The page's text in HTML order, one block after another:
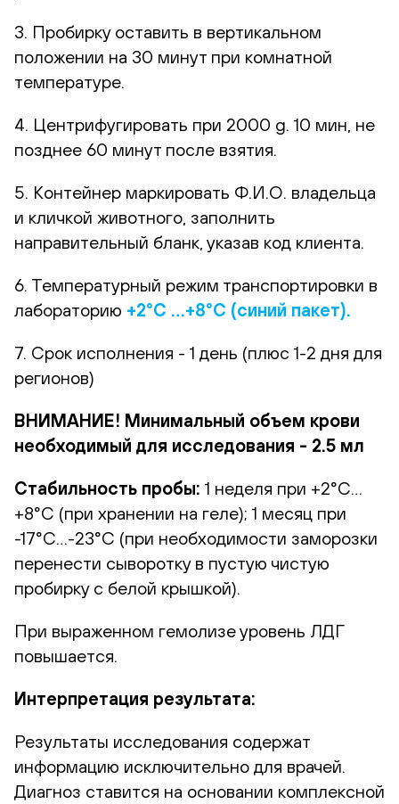
3. Пробирку оставить в вертикальном
положении на 30 минут при комнатной
температуре.
4. Центрифугировать при 2000 g. 10 мин, не
позднее 60 минут после взятия.
5. Контейнер маркировать Ф.И.О. владельца
и кличкой животного, заполнить
направительный бланк, указав код клиента.
6. Температурный режим транспортировки в
лабораторию +2°С …+8°С (синий пакет).
7. Срок исполнения - 1 день (плюс 1-2 дня для
регионов)
ВНИМАНИЕ! Минимальный объем крови
необходимый для исследования - 2.5 мл
Стабильность пробы: 1 неделя при +2°С…
+8°С (при хранении на геле); 1 месяц при
-17°С…-23°С (при необходимости заморозки
перенести сыворотку в пустую чистую
пробирку с белой крышкой).
При выраженном гемолизе уровень ЛДГ
повышается.
Интерпретация результата:
Результаты исследования содержат
информацию исключительно для врачей.
Диагноз ставится на основании комплексной